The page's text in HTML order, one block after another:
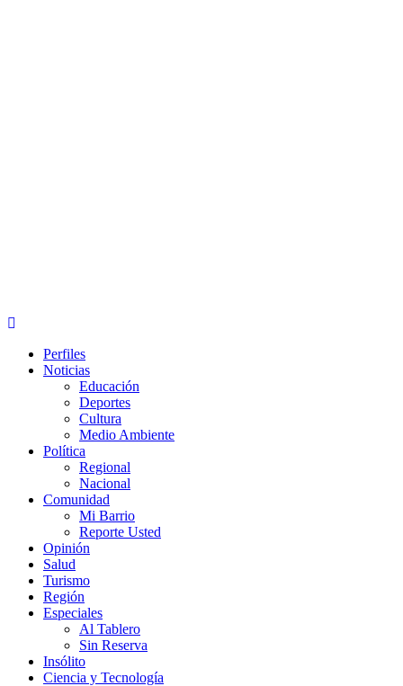
Perfiles
Noticias
Educación
Deportes
Cultura
Medio Ambiente
Política
Regional
Nacional
Comunidad
Mi Barrio
Reporte Usted
Opinión
Salud
Turismo
Región
Especiales
Al Tablero
Sin Reserva
Insólito
Ciencia y Tecnología